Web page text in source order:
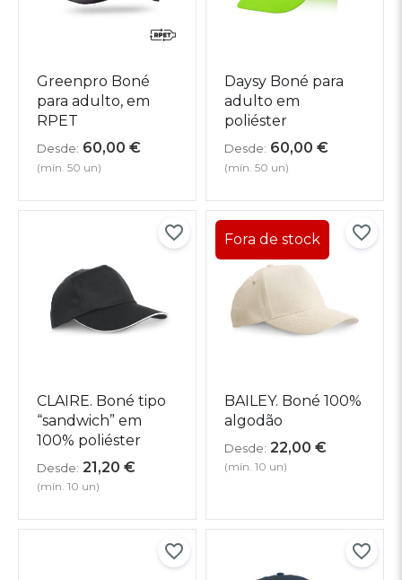
Greenpro Boné
para adulto, em
RPET
Desde: 60,00 €
(mín. 50 un)
Daysy Boné para
adulto em
poliéster
Desde: 60,00 €
(mín. 50 un)
CLAIRE. Boné tipo
“sandwich” em
100% poliéster
Desde: 21,20 €
(mín. 10 un)
BAILEY. Boné 100%
algodão
Desde: 22,00 €
(mín. 10 un)